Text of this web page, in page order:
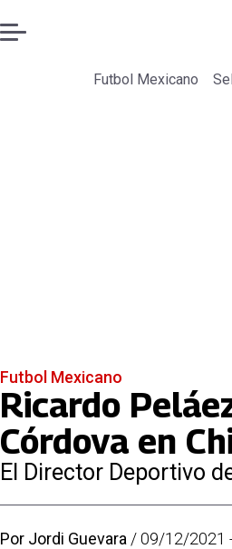
Futbol Mexicano
Futbol Mexicano
Ricardo
Córdova en
El Director Deportivo
Por Jordi Guevara /09/12/2021